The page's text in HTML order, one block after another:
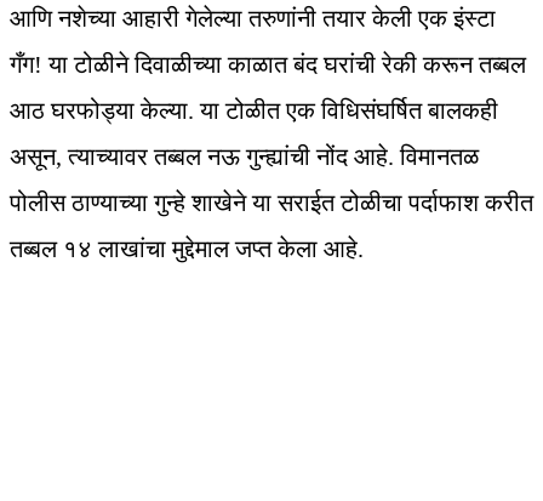
आणि नशेच्या आहारी गेलेल्या तरुणांनी तयार केली एक इंस्टा
गँग! या टोळीने दिवाळीच्या काळात बंद घरांची रेकी करून तब्बल
आठ घरफोड्या केल्या. या टोळीत एक विधिसंघर्षित बालकही
असून, त्याच्यावर तब्बल नऊ गुन्ह्यांची नोंद आहे. विमानतळ
पोलीस ठाण्याच्या गुन्हे शाखेने या सराईत टोळीचा पर्दाफाश करीत
तब्बल १४ लाखांचा मुद्देमाल जप्त केला आहे.